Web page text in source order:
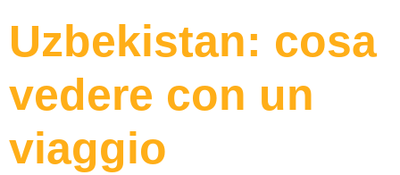
Uzbekistan: cosa
vedere con un
viaggio